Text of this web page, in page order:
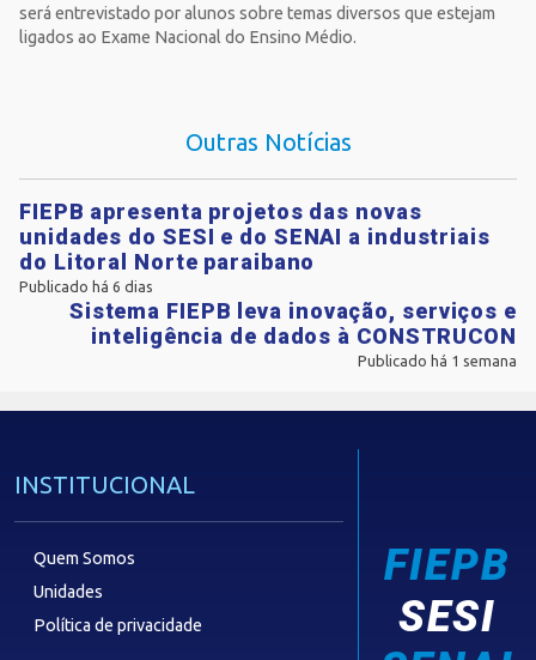
será entrevistado por alunos sobre temas diversos que estejam
ligados ao Exame Nacional do Ensino Médio.
Outras Notícias
FIEPB apresenta projetos das novas
unidades do SESI e do SENAI a industriais
do Litoral Norte paraibano
Publicado há 6 dias
Sistema FIEPB leva inovação, serviços e
inteligência de dados à CONSTRUCON
Publicado há 1 semana
INSTITUCIONAL
Quem Somos
Unidades
Política de privacidade
FIEPB
SESI